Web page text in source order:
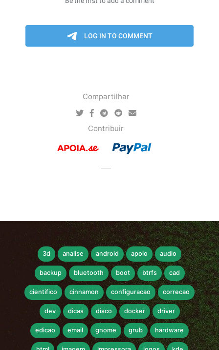
Compartilhar
Contribuir
3d analise android apoio audio
backup bluetooth boot btrfs cad
cientifico cinnamon configuracao correcao
dev dicas disco docker driver
edicao email gnome grub hardware